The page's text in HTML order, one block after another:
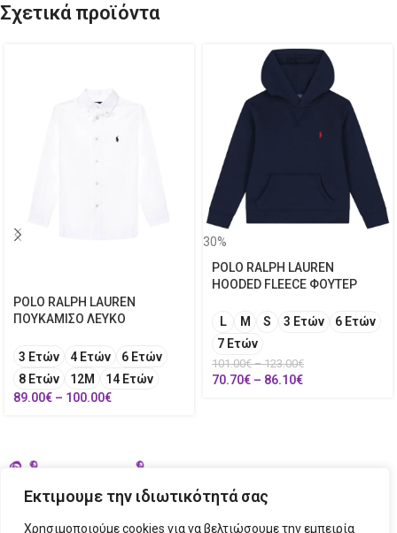
Εκτιμουμε την ιδιωτικότητά σας
Χρησιμοποιούμε cookies για να βελτιώσουμε την εμπειρία
Σχετικά προϊόντα
POLO RALPH LAUREN
ΠΟΥΚΑΜΙΣΟ ΛΕΥΚΟ
3 Ετών 4 Ετών
6 Ετών
8 Ετών
12Μ
14 Ετών
89.00€ – 100.00€
30%
POLO RALPH LAUREN
HOODED FLEECE ΦΟΥΤΕΡ
L M S 3 Ετών
6 Ετών
7 Ετών
101.00€ – 123.00€
70.70€ – 86.10€